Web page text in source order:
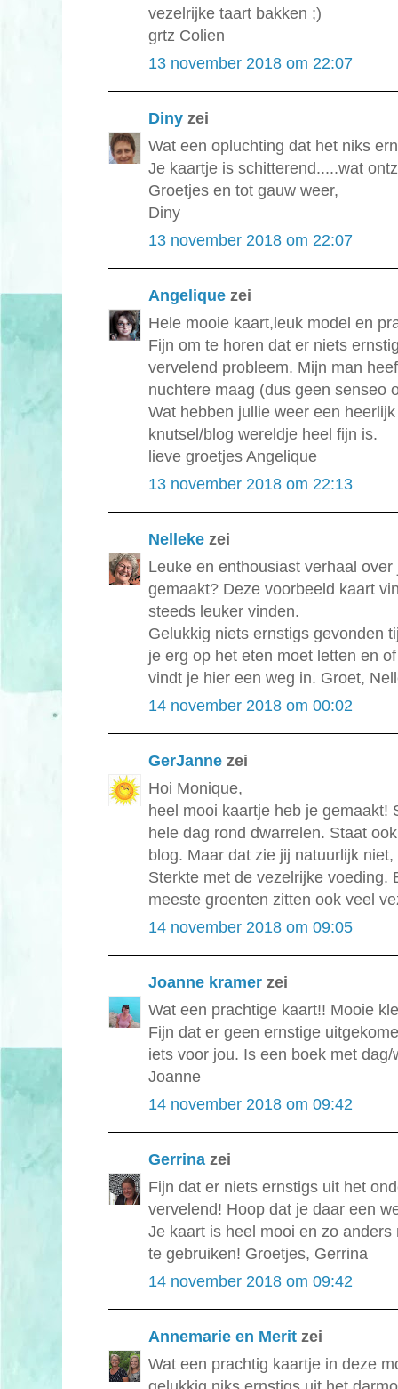
vezelrijke taart bakken ;)
grtz Colien
13 november 2018 om 22:07
Diny zei
Wat een opluchting dat het niks
Je kaartje is schitterend.....wat
Groetjes en tot gauw weer,
Diny
13 november 2018 om 22:07
Angelique zei
Hele mooie kaart,leuk model en
Fijn om te horen dat er niets
vervelend probleem. Mijn man
nuchtere maag (dus geen senseo
Wat hebben jullie weer een
knutsel/blog wereldje heel fijn is.
lieve groetjes Angelique
13 november 2018 om 22:13
Nelleke zei
Leuke en enthousiast verhaal
gemaakt? Deze voorbeeld kaart
steeds leuker vinden.
Gelukkig niets ernstigs gevonden
je erg op het eten moet letten en
vindt je hier een weg in. Groet,
14 november 2018 om 00:02
GerJanne zei
Hoi Monique,
heel mooi kaartje heb je gemaakt!
hele dag rond dwarrelen. Staat
blog. Maar dat zie jij natuurlijk niet,
Sterkte met de vezelrijke voeding.
meeste groenten zitten ook veel
14 november 2018 om 09:05
Joanne kramer zei
Wat een prachtige kaart!! Mooie
Fijn dat er geen ernstige
iets voor jou. Is een boek met
Joanne
14 november 2018 om 09:42
Gerrina zei
Fijn dat er niets ernstigs uit het
vervelend! Hoop dat je daar een
Je kaart is heel mooi en zo
te gebruiken! Groetjes, Gerrina
14 november 2018 om 09:42
Annemarie en Merit zei
Wat een prachtig kaartje in deze